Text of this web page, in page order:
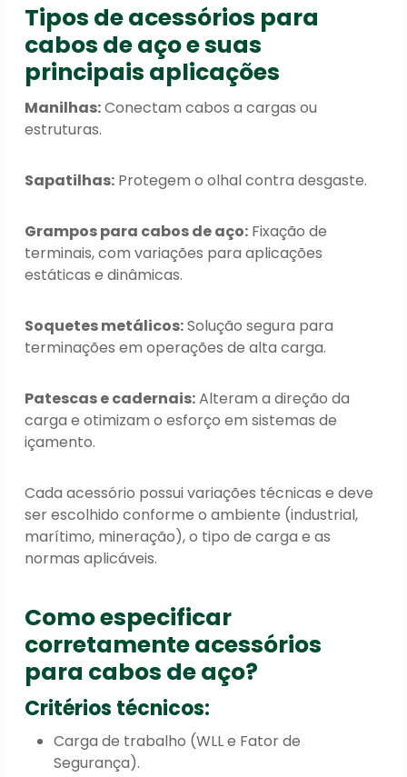
Tipos de acessórios para
cabos de aço e suas
principais aplicações
Manilhas:Conectam cabos a cargas ou
estruturas.
Sapatilhas: Protegem o olhal contra desgaste.
Grampos para cabos de aço: Fixação de
terminais, com variações para aplicações
estáticas e dinâmicas.
Soquetes metálicos:Solução segura para
terminações em operações de alta carga.
Patescas e cadernais:Alteram a direção da
carga e otimizam o esforço em sistemas de
içamento.
Cada acessório possui variações técnicas e deve
ser escolhido conforme o ambiente (industrial,
marítimo, mineração), o tipo de carga e as
normas aplicáveis.
Como especificar
corretamente acessórios
para cabos de aço?
Critérios técnicos:
Carga de trabalho (WLL e Fator de
Segurança).